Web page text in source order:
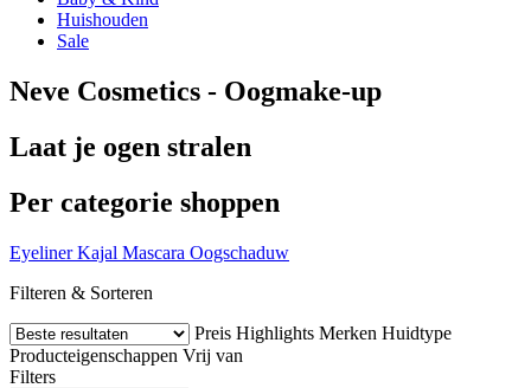
Huishouden
Sale
Neve Cosmetics - Oogmake-up
Laat je ogen stralen
Per categorie shoppen
Eyeliner Kajal Mascara Oogschaduw
Filteren & Sorteren
Preis Highlights Merken Huidtype
Producteigenschappen Vrij van
Filters